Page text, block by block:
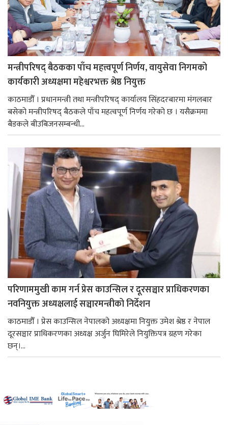
मन्त्रीपरिषद् बैठकका पाँच महत्त्वपूर्ण निर्णय, वायुसेवा निगमको
कार्यकारी अध्यक्षमा महेश्वरभक्त श्रेष्ठ नियुक्त
काठमाडौँ । प्रधानमन्त्री तथा मन्त्रीपरिषद् कार्यालय सिंहदरबारमा मंगलबार
बसेको मन्त्रीपरिषद् बैठकले पाँच महत्वपूर्ण निर्णय गरेको छ । यसैक्रममा
बैडकले बीउबिजनसम्बन्धी...
परिणाममुखी काम गर्न प्रेस काउन्सिल र दूरसञ्चार प्राधिकरणका
नवनियुक्त अध्यक्षलाई सञ्चारमन्त्रीको निर्देशन
काठमाडौँ । प्रेस काउन्सिल नेपालको अध्यक्षमा नियुक्त उमेश श्रेष्ठ र नेपाल
दूरसञ्चार प्राधिकरणका अध्यक्ष अर्जुन घिमिरेले नियुक्तिपत्र ग्रहण गरेका
छन्।...